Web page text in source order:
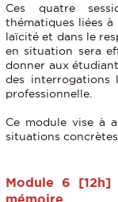
Ces quatre
thématiques liées à
laïcité et dans le
en situation sera
donner aux
des interrogations
professionnelle.
Ce module vise à
situations concrètes.
Module 6 [12h]
mémoire